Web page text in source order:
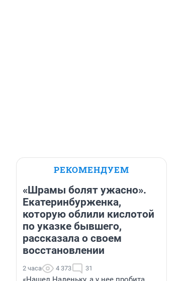
РЕКОМЕНДУЕМ
«Шрамы болят ужасно».
Екатеринбурженка,
которую облили кислотой
по указке бывшего,
рассказала о своем
восстановлении
2 часа 4 373 31